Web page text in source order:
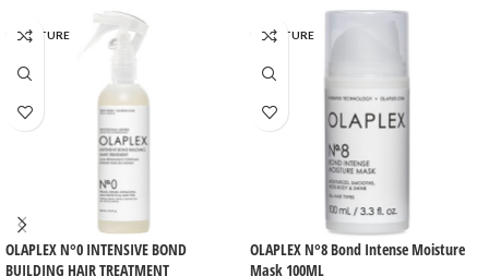
RUPTURE
OLAPLEX N°0 INTENSIVE BOND
BUILDING HAIR TREATMENT
EN RUPTURE
OLAPLEX N°8 Bond Intense Moisture
Mask 100ML